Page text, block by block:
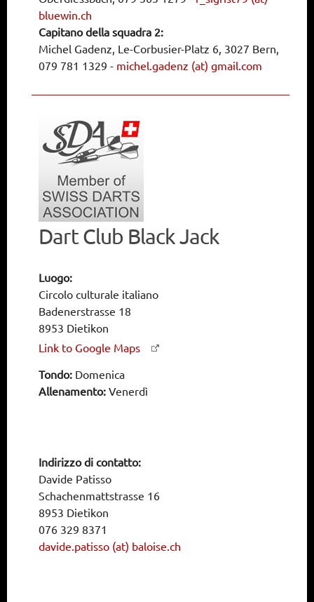
bluewin.ch
Capitano della squadra 2:
Michel Gadenz, Le-Corbusier-Platz 6, 3027 Bern,
079 781 1329 - michel.gadenz (at) gmail.com
Dart Club Black Jack
Luogo:
Circolo culturale italiano
Badenerstrasse 18
8953 Dietikon
Link to Google Maps
Tondo: Domenica
Allenamento: Venerdì
Indirizzo di contatto:
Davide Patisso
Schachenmattstrasse 16
8953 Dietikon
076 329 8371
davide.patisso (at) baloise.ch